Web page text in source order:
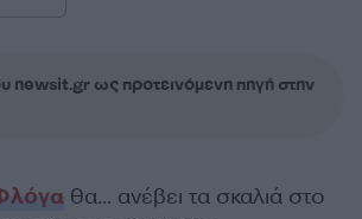
newsit.gr ως προτεινόμενη πηγή στην
θα… ανέβει τα σκαλιά στο